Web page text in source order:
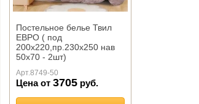
Постельное белье Твил
ЕВРО ( под
200х220,пр.230х250 нав
50х70 - 2шт)
Арт.8749-50
Цена от 3705руб.